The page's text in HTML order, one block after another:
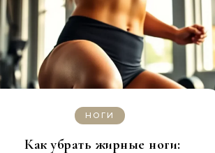
НОГИ
Как убрать жирные ноги: